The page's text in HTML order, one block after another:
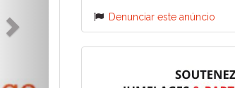
Denunciar este anúncio